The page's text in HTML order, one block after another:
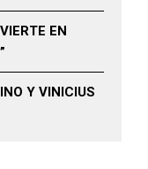
EN
Y VINICIUS